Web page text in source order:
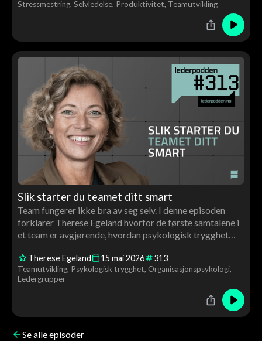
til en samtale om hjernen, ledelse og menneskelig
Stressmestring Selvledelse Produktivitet Teamutvikling
Slik starter du teamet ditt smart
Team fungerer ikke bra av seg selv. I denne episoden
forklarer Therese Egeland hvorfor de første samtalene i
et team er avgjørende, hvordan psykologisk trygghet
annerledes.
Therese Egeland 15 mai2026 313
Teamutvikling Psykologisk trygghet Organisasjonspsykologi
Ledergrupper
Se alle episoder